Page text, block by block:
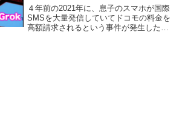
がある
４年前の2021年に、息子のスマホが国際
SMSを大量発信していてドコモの料金を
高額請求されるという事件が発生したの